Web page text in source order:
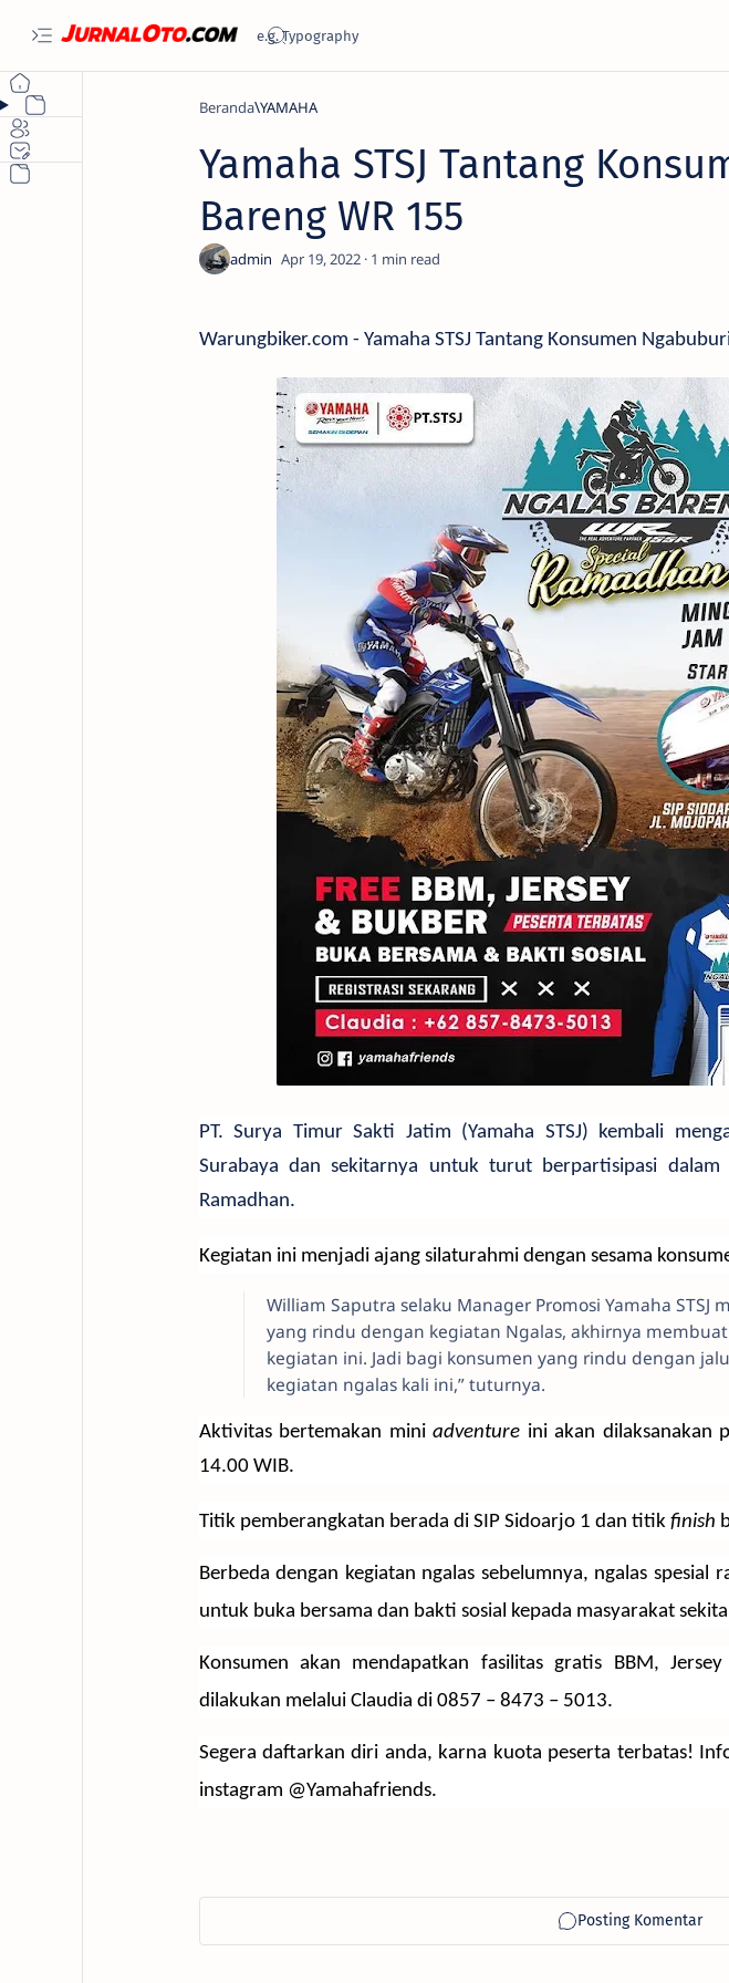
Beranda YAMAHA
Yamaha STSJ Tantang
Bareng WR 155
1
Warungbiker.com - Yamaha STSJ Tantang Konsumen
PT. Surya Timur Sakti Jatim (Yamaha STSJ) kembali
Surabaya dan sekitarnya untuk turut berpartisipasi dalam
Ramadhan.
Kegiatan ini menjadi ajang silaturahmi dengan sesama
William Saputra selaku Manager Promosi Yamaha STSJ
yang rindu dengan kegiatan Ngalas, akhirnya
kegiatan ini. Jadi bagi konsumen yang rindu dengan
kegiatan ngalas kali ini,” tuturnya.
Aktivitas bertemakan miniadventure ini akan dilaksanakan
14.00 WIB.
Titik pemberangkatan berada di SIP Sidoarjo 1 dan titik finish
Berbeda dengan kegiatan ngalas sebelumnya, ngalas
untuk buka bersama dan bakti sosial kepada masyarakat
Konsumen akan mendapatkan fasilitas gratis BBM,
dilakukan melalui Claudia di 0857 – 8473 – 5013.
Segera daftarkan diri anda, karna kuota peserta terbatas!
instagram @Yamahafriends.